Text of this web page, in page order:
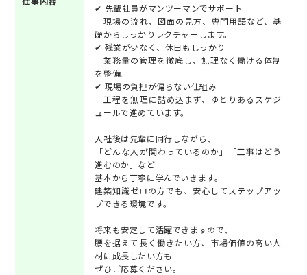
✔ 先輩社員がマンツーマンでサポート
現場の流れ、図面の見方、専門用語など、基
礎からしっかりレクチャーします。
✔ 残業が少なく、休日もしっかり
業務量の管理を徹底し、無理なく働ける体制
を整備。
✔ 現場の負担が偏らない仕組み
工程を無理に詰め込まず、ゆとりあるスケジ
ュールで進めています。
入社後は先輩に同行しながら、
「どんな人が関わっているのか」「工事はどう
進むのか」など
基本から丁寧に学んでいきます。
建築知識ゼロの方でも、安心してステップアッ
プできる環境です。
将来も安定して活躍できますので、
腰を据えて長く働きたい方、市場価値の高い人
材に成長したい方も
ぜひご応募ください。